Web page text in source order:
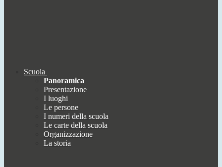
Scuola
Panoramica
Presentazione
I luoghi
Le persone
I numeri della scuola
Le carte della scuola
Organizzazione
La storia